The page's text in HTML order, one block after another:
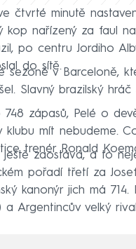
čtvrté minutě
kop nařízený za faul
po centru Jordiho
do sítě.
sezoně v Barceloně,
Slavný brazilský hráč
zápasů, Pelé o
mít nebudeme.
trenér Ronald
zaostává, a to
pořadí třetí za
kanonýr jich má 714.
a Argentincův velký